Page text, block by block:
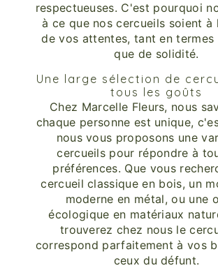
respectueuses. C'est pourquoi
à ce que nos cercueils soient à
de vos attentes, tant en termes
que de solidité.
Une large sélection de
tous les goûts
Chez Marcelle Fleurs, nous
chaque personne est unique,
nous vous proposons une
cercueils pour répondre à
préférences. Que vous
cercueil classique en bois, un
moderne en métal, ou une
écologique en matériaux
trouverez chez nous le
correspond parfaitement à vos
ceux du défunt.